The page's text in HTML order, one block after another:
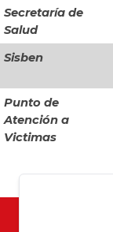
Secretaría de
Salud
Sisben
Punto de
Atención a
Victimas